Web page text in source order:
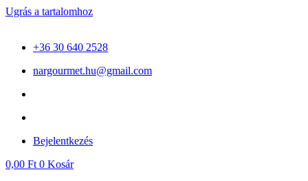
Ugrás a tartalomhoz
+36 30 640 2528
nargourmet.hu@gmail.com
Bejelentkezés
0,00 Ft 0 Kosár